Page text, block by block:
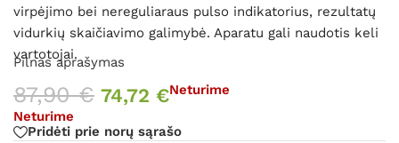
virpėjimo bei nereguliaraus pulso indikatorius, rezultatų
vidurkių skaičiavimo galimybė. Aparatu gali naudotis keli
vartotojai.
Pilnas aprašymas
87,90€ 74,72 €Neturime
Neturime
Pridėti prie norų sąrašo